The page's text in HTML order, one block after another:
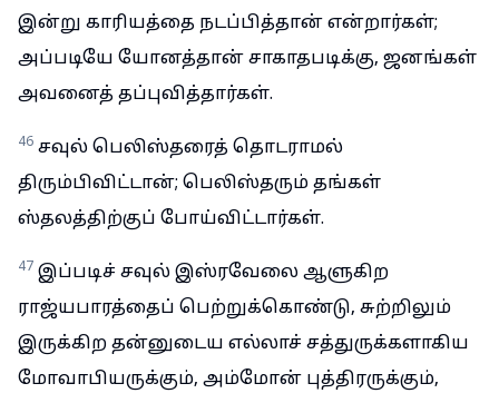
இன்று காரியத்தை நடப்பித்தான் என்றார்கள்;
அப்படியே யோனத்தான் சாகாதபடிக்கு, ஜனங்கள்
அவனைத் தப்புவித்தார்கள்.
46 சவுல் பெலிஸ்தரைத் தொடராமல்
திரும்பிவிட்டான்; பெலிஸ்தரும் தங்கள்
ஸ்தலத்திற்குப் போய்விட்டார்கள்.
47 இப்படிச் சவுல் இஸ்ரவேலை ஆளுகிற
ராஜ்யபாரத்தைப் பெற்றுக்கொண்டு, சுற்றிலும்
இருக்கிற தன்னுடைய எல்லாச் சத்துருக்களாகிய
மோவாபியருக்கும், அம்மோன் புத்திரருக்கும்,